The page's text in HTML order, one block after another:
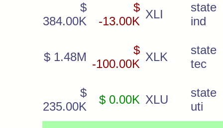
$
384.00K
$
-13.00K
XLI
state
ind
$ 1.48M
$
-100.00K
XLK
state
tec
$
235.00K
$ 0.00K XLU
state
uti